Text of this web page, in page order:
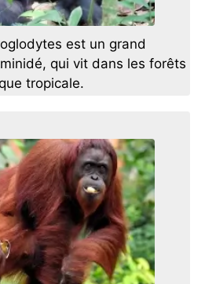
est un grand
qui vit dans les forêts
tropicale.